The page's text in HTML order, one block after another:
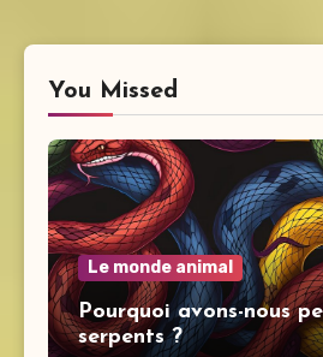
You Missed
Le monde animal
Pourquoi avons-nous
serpents ?